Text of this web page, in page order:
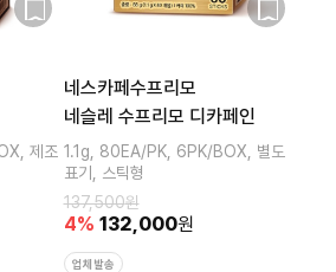
제조
네스카페수프리모
네슬레 수프리모 디카페인
1.1g, 80EA/PK, 6PK/BOX, 별도
표기, 스틱형
137,500원
4% 132,000원
업체발송